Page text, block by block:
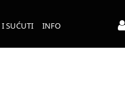
I SUĆUTI INFO